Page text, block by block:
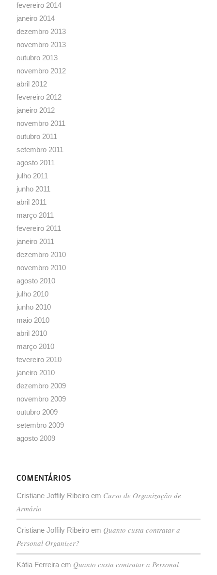
fevereiro 2014
janeiro 2014
dezembro 2013
novembro 2013
outubro 2013
novembro 2012
abril 2012
fevereiro 2012
janeiro 2012
novembro 2011
outubro 2011
setembro 2011
agosto 2011
julho 2011
junho 2011
abril 2011
março 2011
fevereiro 2011
janeiro 2011
dezembro 2010
novembro 2010
agosto 2010
julho 2010
junho 2010
maio 2010
abril 2010
março 2010
fevereiro 2010
janeiro 2010
dezembro 2009
novembro 2009
outubro 2009
setembro 2009
agosto 2009
COMENTÁRIOS
Cristiane Joffily Ribeiroem Curso de Organização de
Armário
Cristiane Joffily Ribeiroem Quanto custa contratar a
Personal Organizer?
Kátia Ferreiraem Quanto custa contratar a Personal